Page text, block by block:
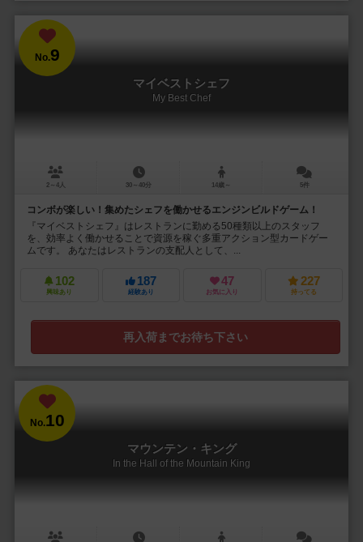
No.9
マイベストシェフ
My Best Chef
2～4人 30～40分 14歳～ 5件
コンボが楽しい！集めたシェフを働かせるエンジンビルドゲーム！
『マイベストシェフ』はレストランに勤める50種類以上のスタッフ
を、効率よく働かせることで資源を稼ぐ多重アクション型カードゲー
ムです。 あなたはレストランの支配人として、...
102
興味あり
187
経験あり
47
お気に入り
227
持ってる
再入荷までお待ち下さい
No.10
マウンテン・キング
In the Hall of the Mountain King